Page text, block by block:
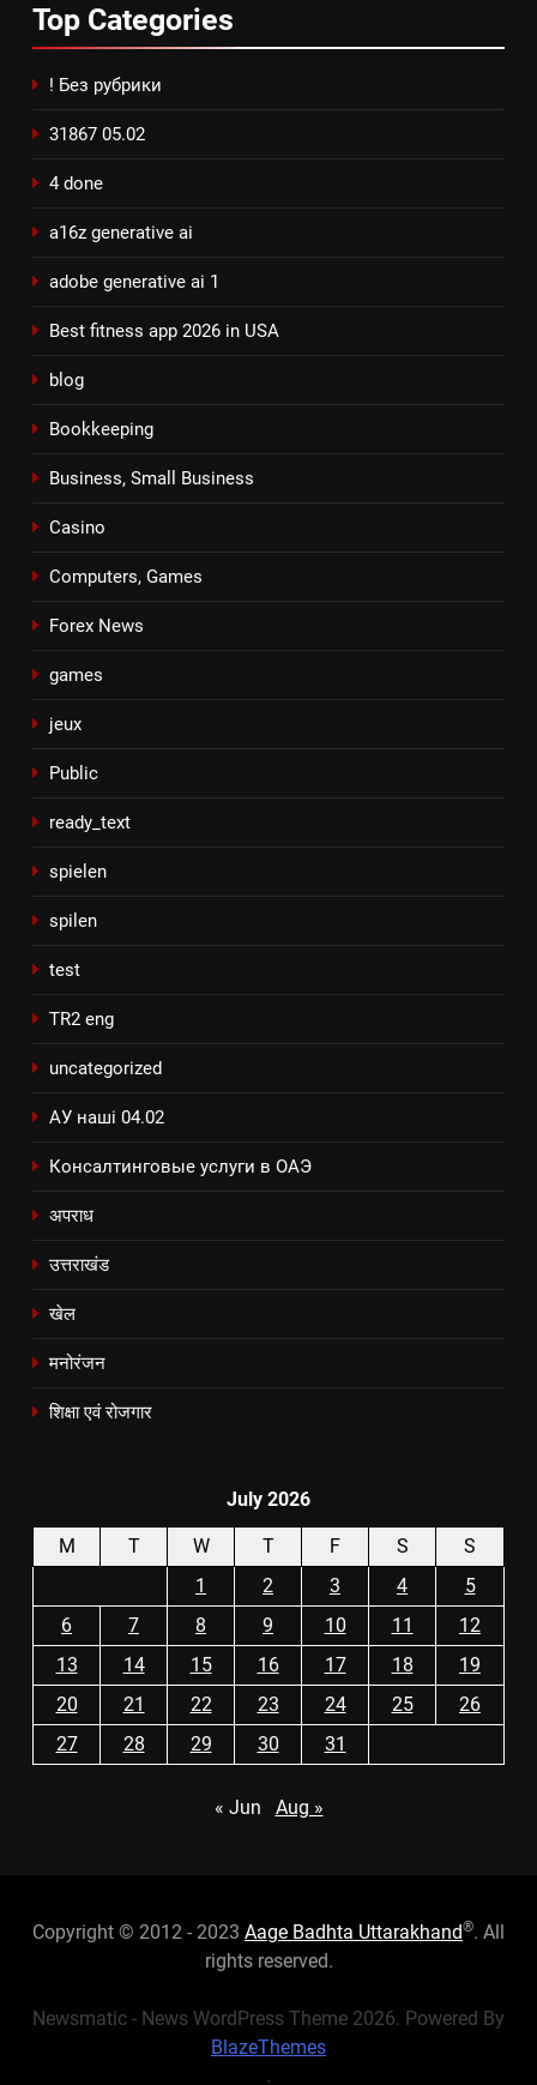
Top Categories
! Без рубрики
31867 05.02
4 done
a16z generative ai
adobe generative ai 1
Best fitness app 2026 in USA
blog
Bookkeeping
Business, Small Business
Casino
Computers, Games
Forex News
games
jeux
Public
ready_text
spielen
spilen
test
TR2 eng
uncategorized
АУ наші 04.02
Консалтинговые услуги в ОАЭ
अपराध
उत्तराखंड
खेल
मनोरंजन
शिक्षा एवं रोजगार
July 2026
M T W T F S
S
1
2 3 4
5
6
7 8 9 10 11
12
13
14 15 16 17 18
19
20
21 22 23 24 25
26
27
28 29 30 31
« Jun Aug »
Copyright © 2012 - 2023 Aage Badhta Uttarakhand®. All
rights reserved.
Newsmatic - News WordPress Theme 2026. Powered By
BlazeThemes
.